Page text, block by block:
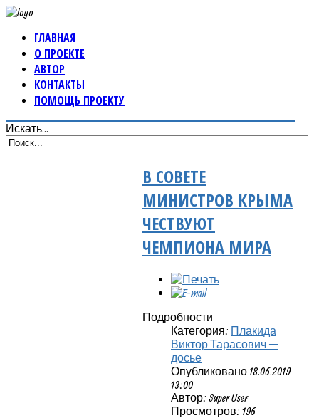
ГЛАВНАЯ
О ПРОЕКТЕ
АВТОР
КОНТАКТЫ
ПОМОЩЬ ПРОЕКТУ
Искать...
В СОВЕТЕ
МИНИСТРОВ КРЫМА
ЧЕСТВУЮТ
ЧЕМПИОНА МИРА
Подробности
Категория: Плакида
Виктор Тарасович —
досье
Опубликовано 18.06.2019
13:00
Автор: Super User
Просмотров: 196